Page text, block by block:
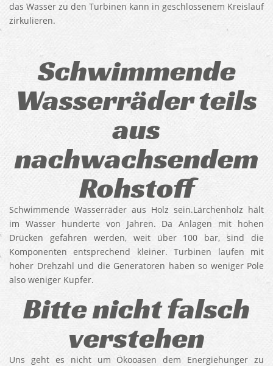
das Wasser zu den Turbinen kann in geschlossenem Kreislauf
zirkulieren.
Schwimmende
Wasserräder teils
aus
nachwachsendem
Rohstoff
Schwimmende Wasserräder aus Holz sein.Lärchenholz hält
im Wasser hunderte von Jahren. Da Anlagen mit hohen
Drücken gefahren werden, weit über 100 bar, sind die
Komponenten entsprechend kleiner. Turbinen laufen mit
hoher Drehzahl und die Generatoren haben so weniger Pole
also weniger Kupfer.
Bitte nicht falsch
verstehen
Uns geht es nicht um Ökooasen dem Energiehunger zu